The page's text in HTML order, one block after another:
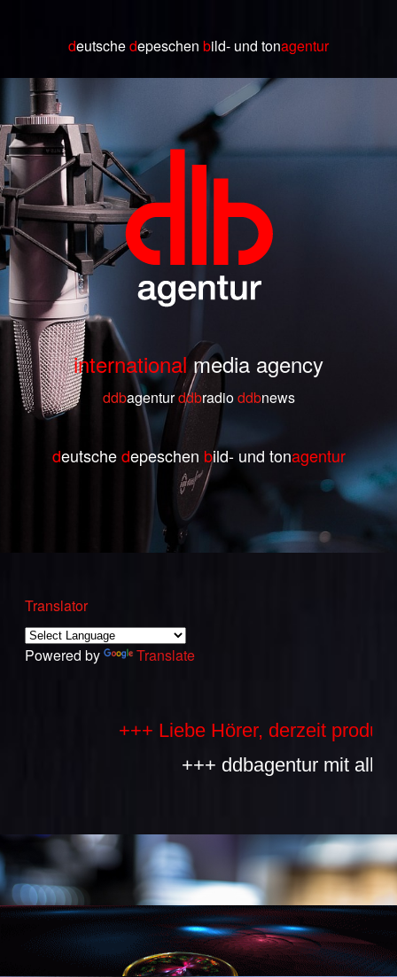
deutschedepeschen bild- und tonagentur
internationalmedia agency
ddbagenturddbradioddbnews
deutschedepeschen bild- und tonagentur
Translator
Powered by Translate
+++ Liebe Hörer, derzeit
+++ ddbagentur mit allen